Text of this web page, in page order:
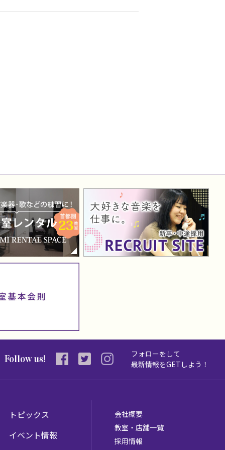
Follow us!
フォローをして
最新情報をGETしよう！
トピックス
イベント情報
会社概要
教室・店舗一覧
採用情報